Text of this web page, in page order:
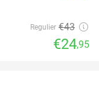
Regulier €43
€24,95